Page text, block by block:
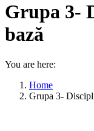
Grupa 3-
bază
You are here:
Home
Grupa 3-